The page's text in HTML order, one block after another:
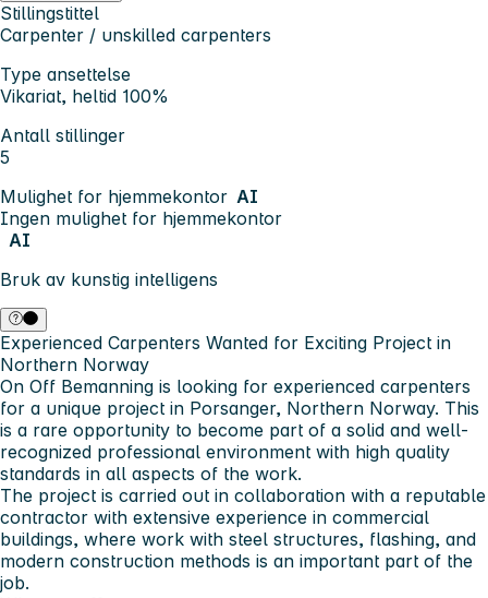
Stillingstittel
Carpenter / unskilled carpenters
Type ansettelse
Vikariat, heltid 100%
Antall stillinger
5
Mulighet for hjemmekontor AI
Ingen mulighet for hjemmekontor
AI
Bruk av kunstig intelligens
Experienced Carpenters Wanted for Exciting Project in
Northern Norway
On Off Bemanning is looking for experienced carpenters
for a unique project in Porsanger, Northern Norway. This
is a rare opportunity to become part of a solid and well-
recognized professional environment with high quality
standards in all aspects of the work.
The project is carried out in collaboration with a reputable
contractor with extensive experience in commercial
buildings, where work with steel structures, flashing, and
modern construction methods is an important part of the
job.